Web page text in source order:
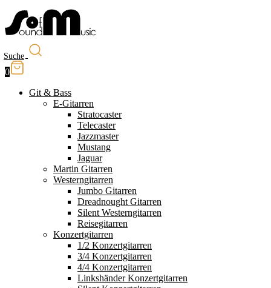
Suche
0
Git & Bass
E-Gitarren
Stratocaster
Telecaster
Jazzmaster
Mustang
Jaguar
Martin Gitarren
Westerngitarren
Jumbo Gitarren
Dreadnought Gitarren
Silent Westerngitarren
Reisegitarren
Konzertgitarren
1/2 Konzertgitarren
3/4 Konzertgitarren
4/4 Konzertgitarren
Linkshänder Konzertgitarren